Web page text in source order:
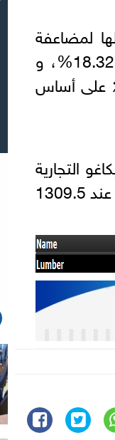
لمضاعفة
إلى 18.32%، و
العقود الآجلة للأخشاب مرتفعة بنسبة 280٪ على أساس
التجارية
عند تسوية تداولات الجمعة 28 مايو، منخفضة بنسبة 1.02% عند 1309.5